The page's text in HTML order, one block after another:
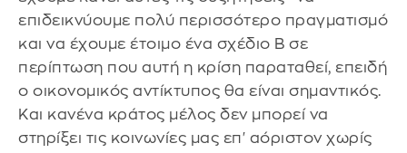
επιδεικνύουμε πολύ περισσότερο πραγματισμό
και να έχουμε έτοιμο ένα σχέδιο Β σε
περίπτωση που αυτή η κρίση παραταθεί, επειδή
ο οικονομικός αντίκτυπος θα είναι σημαντικός.
Και κανένα κράτος μέλος δεν μπορεί να
στηρίξει τις κοινωνίες μας επ' αόριστον χωρίς